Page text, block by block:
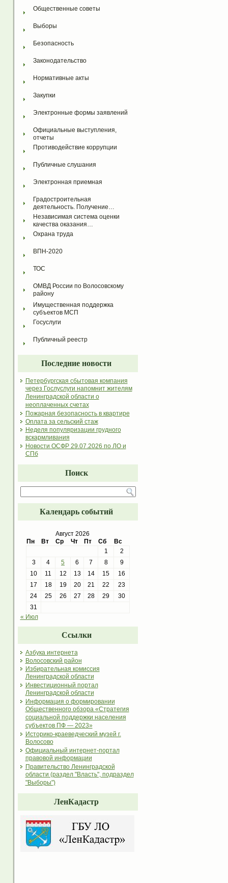
Общественные советы
Выборы
Безопасность
Законодательство
Нормативные акты
Закупки
Электронные формы заявлений
Официальные выступления,
отчеты
Противодействие коррупции
Публичные слушания
Электронная приемная
Градостроительная
деятельность. Получение…
Независимая система оценки
качества оказания…
Охрана труда
ВПН-2020
ТОС
ОМВД России по Волосовскому
району
Имущественная поддержка
субъектов МСП
Госуслуги
Публичный реестр
Последние новости
Петербургская сбытовая компания
через Гослуслуги напомнит жителям
Ленинградской области о
неоплаченных счетах
Пожарная безопасность в квартире
Оплата за сельский стаж
Неделя популяризации грудного
вскармливания
Новости ОСФР 29.07.2026 по ЛО и
СПб
Поиск
Календарь событий
Август 2026
Пн
Вт Ср Чт Пт Сб
Вс
1
2
3
4 5 6 7 8
9
10
11 12 13 14 15
16
17
18 19 20 21 22
23
24
25 26 27 28 29
30
31
« Июл
Ссылки
Азбука интернета
Волосовский район
Избирательная комиссия
Ленинградской области
Инвестиционный портал
Ленинградской области
Информация о формировании
Общественного обзора «Стратегия
социальной поддержки населения
субъектов ПФ — 2023»
Историко-краеведческий музей г.
Волосово
Официальный интернет-портал
правовой информации
Правительство Ленинградской
области (раздел "Власть", подраздел
"Выборы")
ЛенКадастр